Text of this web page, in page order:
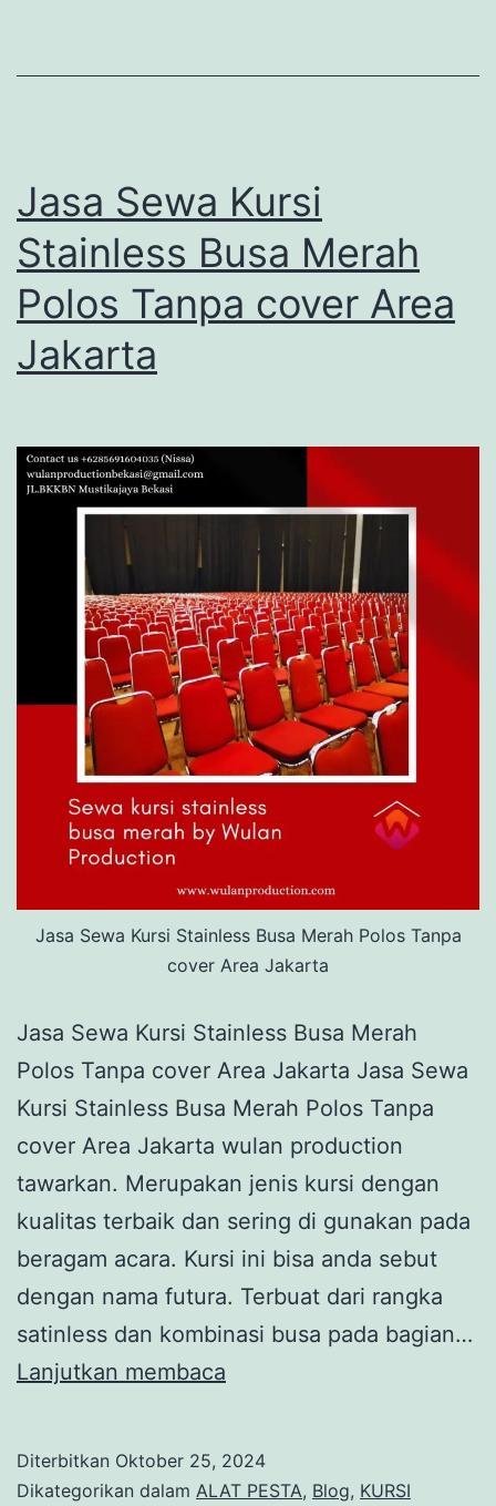
Jasa Sewa Kursi
Stainless Busa Merah
Polos Tanpa cover Area
Jakarta
Jasa Sewa Kursi Stainless Busa Merah Polos Tanpa
cover Area Jakarta
Jasa Sewa Kursi Stainless Busa Merah
Polos Tanpa cover Area Jakarta Jasa Sewa
Kursi Stainless Busa Merah Polos Tanpa
cover Area Jakarta wulan production
tawarkan. Merupakan jenis kursi dengan
kualitas terbaik dan sering di gunakan pada
beragam acara. Kursi ini bisa anda sebut
dengan nama futura. Terbuat dari rangka
satinless dan kombinasi busa pada bagian…
Lanjutkan membaca
Stainless
Diterbitkan Oktober 25, 2024
Dikategorikan dalam ALAT PESTA, Blog, KURSI